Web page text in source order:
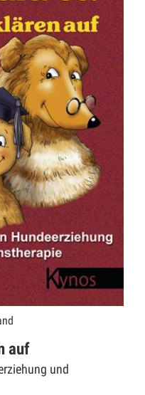
auf
und